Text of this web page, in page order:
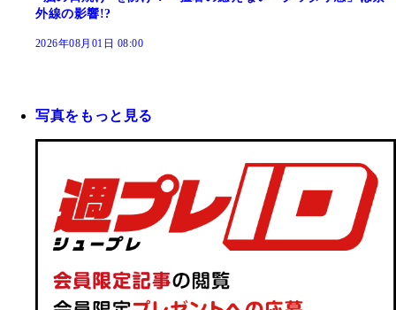
外線の影響!?
2026年08月01日 08:00
写真をもっと見る